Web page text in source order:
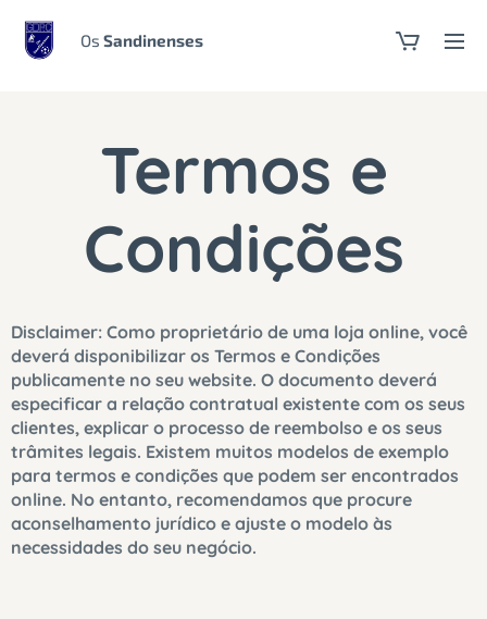
Os Sandinenses
Termos e
Condições
Disclaimer: Como proprietário de uma loja online, você
deverá disponibilizar os Termos e Condições
publicamente no seu website. O documento deverá
especificar a relação contratual existente com os seus
clientes, explicar o processo de reembolso e os seus
trâmites legais. Existem muitos modelos de exemplo
para termos e condições que podem ser encontrados
online. No entanto, recomendamos que procure
aconselhamento jurídico e ajuste o modelo às
necessidades do seu negócio.